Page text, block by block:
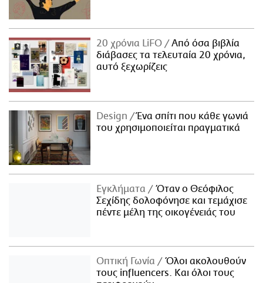
20 χρόνια LiFO
Από όσα βιβλία
διάβασες τα τελευταία 20 χρόνια,
αυτό ξεχωρίζεις
Design
Ένα σπίτι που κάθε γωνιά
του χρησιμοποιείται πραγματικά
Εγκλήματα
Όταν ο Θεόφιλος
Σεχίδης δολοφόνησε και τεμάχισε
πέντε μέλη της οικογένειάς του
Οπτική Γωνία
Όλοι ακολουθούν
τους influencers. Και όλοι τους